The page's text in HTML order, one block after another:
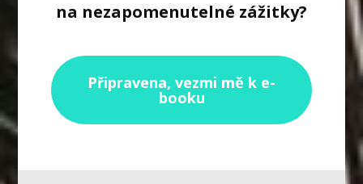
na nezapomenutelné zážitky?
Připravena, vezmi mě k e-
booku